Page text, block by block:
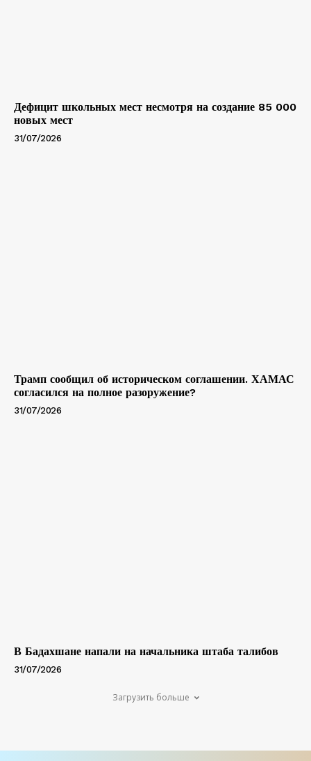
Дефицит школьных мест несмотря на создание 85 000
новых мест
31/07/2026
Трамп сообщил об историческом соглашении. ХАМАС
согласился на полное разоружение?
31/07/2026
В Бадахшане напали на начальника штаба талибов
31/07/2026
Загрузить больше